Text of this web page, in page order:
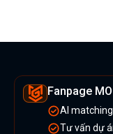
Fanpage
AI
Tư vấn dự